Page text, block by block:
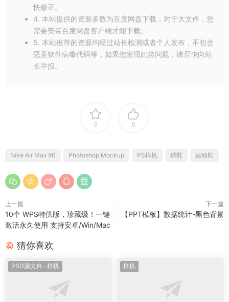
此外，我们还为这款样机提供了2个视角（侧面和背面），让你
能够全方位地展示你的创意作品。无论是拍摄宣传照片还是制作
个人作品集，这款样机都能满足你的需求。
更令人惊喜的是，这款耐克Air Max 90 Photoshop样机的背景也
是可以修改的！你可以根据自己的需要，轻松更换背景图案和颜
轻松地对各个部分进行调整和编辑。无论是初学者还是专业设计
师，都能快速上手，轻松打造出属于自己的耐克Air Max 90鞋
当然，这款样机的最大亮点在于它的100%可定制性。你可以上传
自己的图案、颜色等元素，将你的创意发挥到极致。无论是个人
爱好还是商业需求，这款样机都能满足你对个性化的追求。
提供，文件大小为437.6MB，分辨率为5400 X 3876 PX（300
快修正。
4. 本站提供的资源多数为百度网盘下载，对于大文件，您
需要安装百度网盘客户端才能下载。
5. 本站推荐的资源均经过站长检测或者个人发布，不包含
恶意软件病毒代码等，如果您发现此类问题，请尽快向站
长举报。
0 0
Nike Air Max 90 Photoshop Mockup PS样机 球鞋 运动鞋
上一篇
10个 WPS特供版，珍藏级！一键
激活永久使用 支持安卓/Win/Mac
下一篇
【PPT模板】数据统计-黑色背景
猜你喜欢
PSD源文件 · 样机 样机